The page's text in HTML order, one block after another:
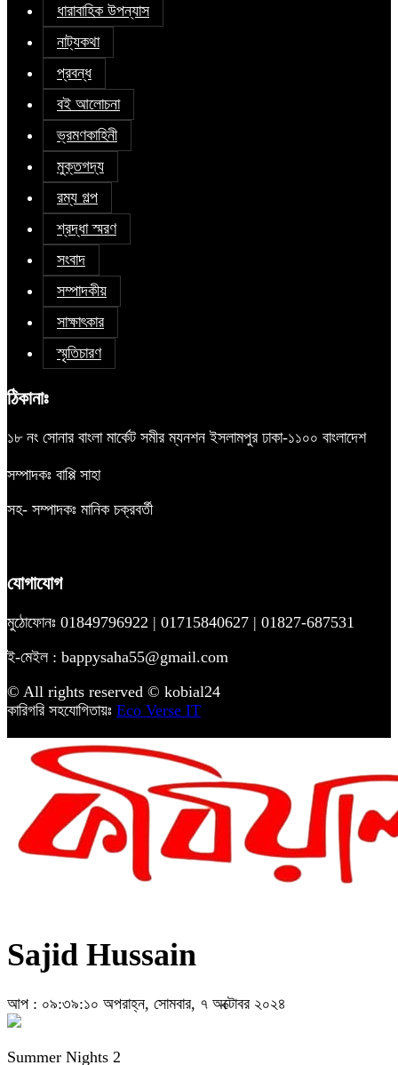
ধারাবাহিক উপন্যাস
নাট্যকথা
প্রবন্ধ
বই আলোচনা
ভ্রমণকাহিনী
মুক্তগদ্য
রম্য গল্প
শ্রদ্ধা স্মরণ
সংবাদ
সম্পাদকীয়
সাক্ষাৎকার
স্মৃতিচারণ
ঠিকানাঃ
১৮ নং সোনার বাংলা মার্কেট সমীর ম্যনশন ইসলামপুর ঢাকা-১১০০ বাংলাদেশ
সম্পাদকঃ বাপ্পি সাহা
সহ- সম্পাদকঃ মানিক চক্রবর্তী
যোগাযোগ
মুঠোফোনঃ 01849796922 | 01715840627 | 01827-687531
ই-মেইল : bappysaha55@gmail.com
© All rights reserved © kobial24
কারিগরি সহযোগিতায়ঃ Eco Verse IT
Sajid Hussain
আপ : ০৯:৩৯:১০ অপরাহ্ন, সোমবার, ৭ অক্টোবর ২০২৪
Summer Nights 2